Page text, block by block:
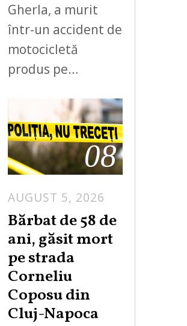
Gherla, a murit
într-un accident de
motocicletă
produs pe…
08
AUGUST 5, 2026
Bărbat de 58 de
ani, găsit mort
pe strada
Corneliu
Coposu din
Cluj-Napoca